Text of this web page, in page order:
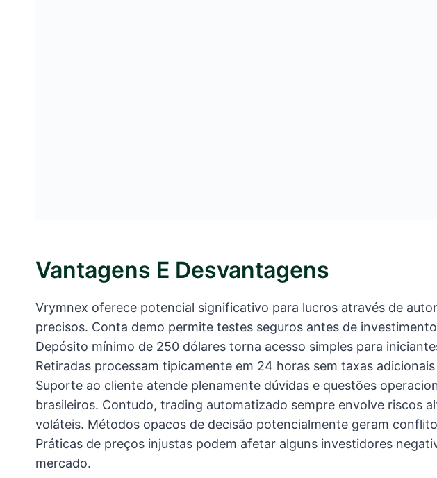
Vantagens E Desvantagens
Vrymnex oferece potencial significativo para lucros através de
precisos. Conta demo permite testes seguros antes de
Depósito mínimo de 250 dólares torna acesso simples para
Retiradas processam tipicamente em 24 horas sem taxas
Suporte ao cliente atende plenamente dúvidas e questões
brasileiros. Contudo, trading automatizado sempre envolve riscos
voláteis. Métodos opacos de decisão potencialmente geram
Práticas de preços injustas podem afetar alguns investidores
mercado.